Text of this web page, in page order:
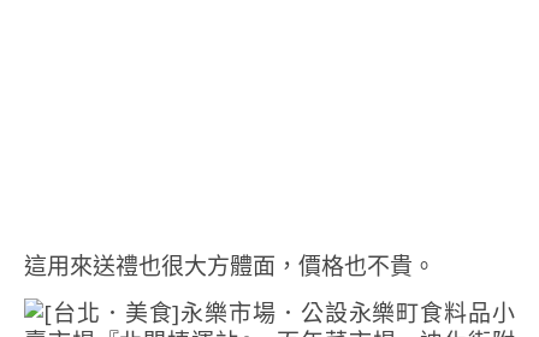
這用來送禮也很大方體面，價格也不貴。